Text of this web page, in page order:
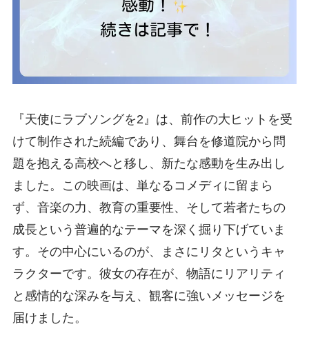
『天使にラブソングを2』は、前作の大ヒットを受
けて制作された続編であり、舞台を修道院から問
題を抱える高校へと移し、新たな感動を生み出し
ました。この映画は、単なるコメディに留まら
ず、音楽の力、教育の重要性、そして若者たちの
成長という普遍的なテーマを深く掘り下げていま
す。その中心にいるのが、まさにリタというキャ
ラクターです。彼女の存在が、物語にリアリティ
と感情的な深みを与え、観客に強いメッセージを
届けました。